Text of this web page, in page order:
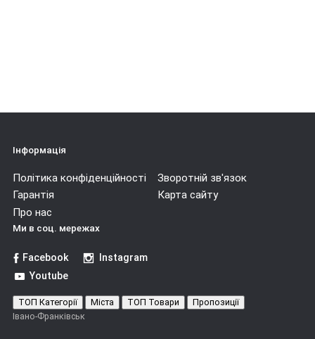
Інформація
Політика конфіденційності
Зворотній зв'язок
Гарантія
Карта сайту
Про нас
Ми в соц. мережах
Facebook
Instagram
Youtube
ТОП Категорії Міста ТОП Товари
Пропозиції
Івано-Франківськ